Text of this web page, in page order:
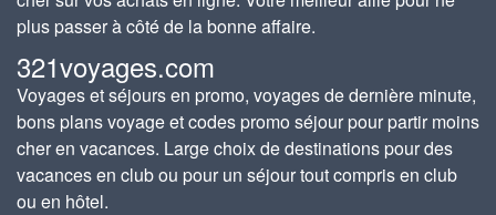
plus passer à côté de la bonne affaire.
321voyages.com
Voyages et séjours en promo, voyages de dernière minute,
bons plans voyage et codes promo séjour pour partir moins
cher en vacances. Large choix de destinations pour des
vacances en club ou pour un séjour tout compris en club
ou en hôtel.